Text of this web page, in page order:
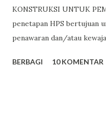
KONSTRUKSI UNTUK
penetapan HPS bertujuan
penawaran dan/atau
untuk menetapkan besaran
BERBAGI 10 KOMENTAR